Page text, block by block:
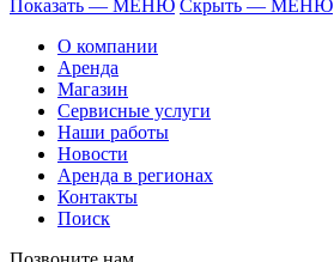
Показать — МЕНЮ Скрыть — МЕНЮ
О компании
Аренда
Магазин
Сервисные услуги
Наши работы
Новости
Аренда в регионах
Контакты
Поиск